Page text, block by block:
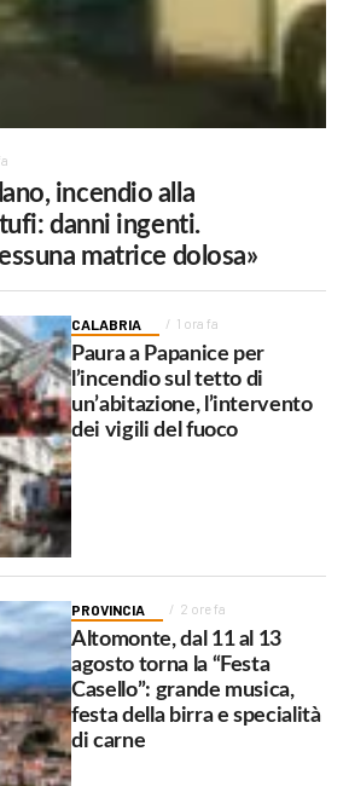
incendio alla
danni ingenti.
matrice dolosa»
CALABRIA 1 ora fa
Paura a Papanice per
l’incendio sul tetto di
un’abitazione, l’intervento
dei vigili del fuoco
PROVINCIA 2 ore fa
Altomonte, dal 11 al 13
agosto torna la “Festa
Casello”: grande musica,
festa della birra e specialità
di carne